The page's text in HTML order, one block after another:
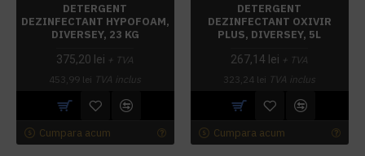
DETERGENT
DEZINFECTANT HYPOFOAM,
DIVERSEY, 23 KG
375,20 lei + TVA
453,99 lei TVA inclus
Cumpara acum
DETERGENT
DEZINFECTANT OXIVIR
PLUS, DIVERSEY, 5L
267,14 lei + TVA
323,24 lei TVA inclus
Cumpara acum